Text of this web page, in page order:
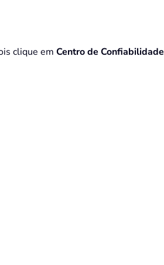
clique em Centro de Confiabilidade